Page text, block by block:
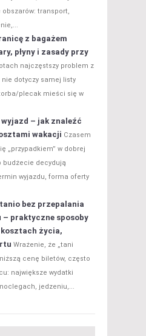
obszarów: transport,
z bagażem
płyny i zasady przy
najczęstszy problem z
dotyczy samej listy
plecak mieści się w
– jak znaleźć
wakacji Czasem
„przypadkiem” w dobrej
budżecie decydują
wyjazdu, forma oferty
bez przepalania
– praktyczne sposoby
życia,
Wrażenie, że „tani
cenę biletów, często
największe wydatki
jedzeniu,...